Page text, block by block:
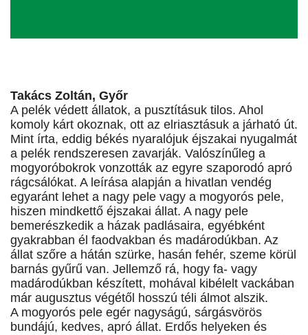
Takács Zoltán, Győr
A pelék védett állatok, a pusztításuk tilos. Ahol
komoly kárt okoznak, ott az elriasztásuk a járható út.
Mint írta, eddig békés nyaralójuk éjszakai nyugalmát
a pelék rendszeresen zavarják. Valószínűleg a
mogyoróbokrok vonzották az egyre szaporodó apró
rágcsálókat. A leírása alapján a hivatlan vendég
egyaránt lehet a nagy pele vagy a mogyorós pele,
hiszen mindkettő éjszakai állat. A nagy pele
bemerészkedik a házak padlásaira, egyébként
gyakrabban él faodvakban és madárodúkban. Az
állat szőre a hátán szürke, hasán fehér, szeme körül
barnás gyűrű van. Jellemző rá, hogy fa- vagy
madárodúkban készített, mohával kibélelt vackában
már augusztus végétől hosszú téli álmot alszik.
A mogyorós pele egér nagyságú, sárgásvörös
bundájú, kedves, apró állat. Erdős helyeken és